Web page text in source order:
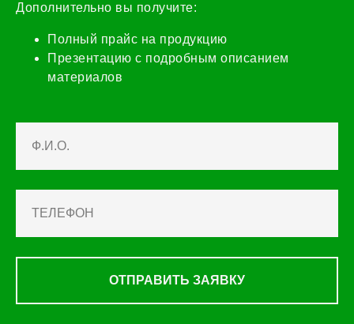
Дополнительно вы получите:
Полный прайс на продукцию
Презентацию с подробным описанием
материалов
ОТПРАВИТЬ ЗАЯВКУ